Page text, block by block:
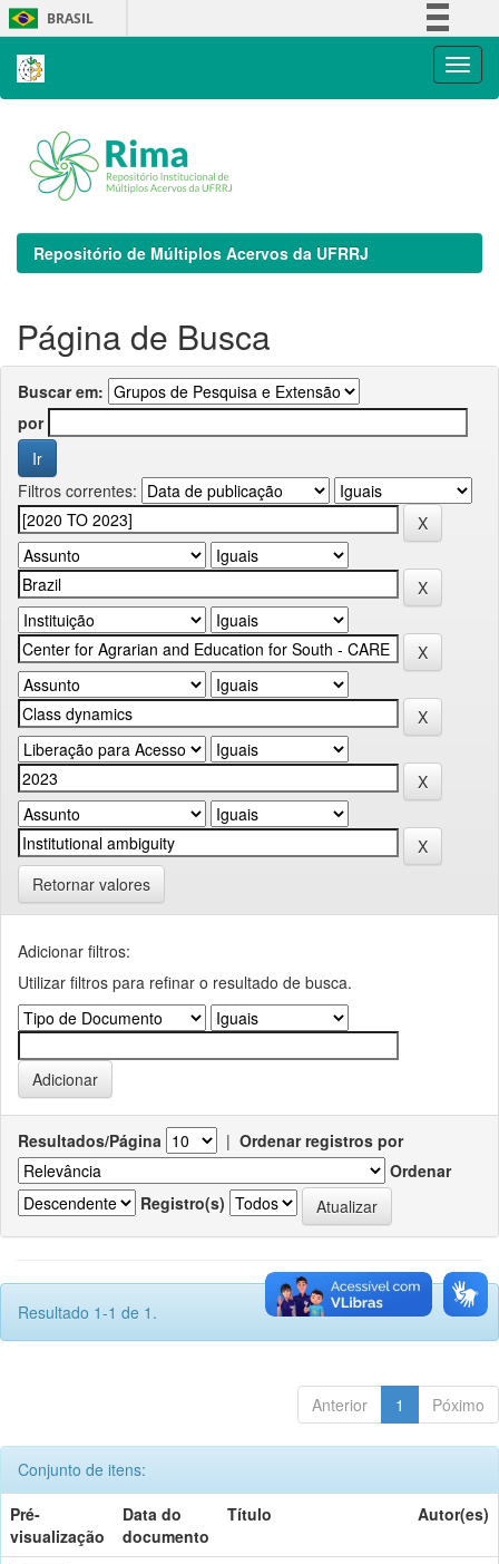
Skip
navigation
BRASIL
Repositório de Múltiplos Acervos da UFRRJ
Página de Busca
Buscar em:
por
Filtros correntes:
Retornar valores
Adicionar filtros:
Utilizar filtros para refinar o resultado de busca.
Resultados/Página | Ordenar registros por
Ordenar
Registro(s)
Resultado 1-1 de 1.
Anterior 1 Póximo
Conjunto de itens:
Pré-
visualização
Data do
documento
Título Autor(es)